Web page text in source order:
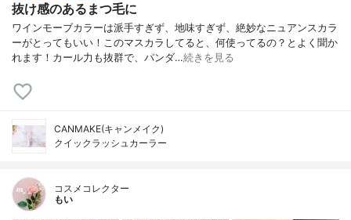
抜け感のあるまつ毛に
ワインモーブカラーは派手すぎず、地味すぎず、絶妙なニュアンスカラ
ーがとってもいい！このマスカラしてると、何使ってるの？とよく聞か
れます！カール力も抜群で、パンダ…続きを見る
CANMAKE(キャンメイク)
クイックラッシュカーラー
コスメコレクター
もい